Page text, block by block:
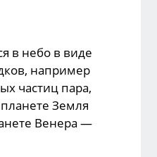
в небо в виде
например
частиц пара,
Земля
Венера —